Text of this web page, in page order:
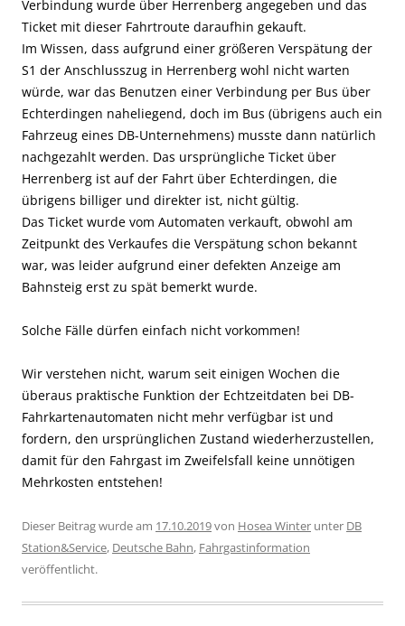
Verbindung wurde über Herrenberg angegeben und das
Ticket mit dieser Fahrtroute daraufhin gekauft.
Im Wissen, dass aufgrund einer größeren Verspätung der
S1 der Anschlusszug in Herrenberg wohl nicht warten
würde, war das Benutzen einer Verbindung per Bus über
Echterdingen naheliegend, doch im Bus (übrigens auch ein
Fahrzeug eines DB-Unternehmens) musste dann natürlich
nachgezahlt werden. Das ursprüngliche Ticket über
Herrenberg ist auf der Fahrt über Echterdingen, die
übrigens billiger und direkter ist, nicht gültig.
Das Ticket wurde vom Automaten verkauft, obwohl am
Zeitpunkt des Verkaufes die Verspätung schon bekannt
war, was leider aufgrund einer defekten Anzeige am
Bahnsteig erst zu spät bemerkt wurde.
Solche Fälle dürfen einfach nicht vorkommen!
Wir verstehen nicht, warum seit einigen Wochen die
überaus praktische Funktion der Echtzeitdaten bei DB-
Fahrkartenautomaten nicht mehr verfügbar ist und
fordern, den ursprünglichen Zustand wiederherzustellen,
damit für den Fahrgast im Zweifelsfall keine unnötigen
Mehrkosten entstehen!
Dieser Beitrag wurde am 17.10.2019von Hosea Winter unter DB
Station&Service, Deutsche Bahn, Fahrgastinformation
veröffentlicht.